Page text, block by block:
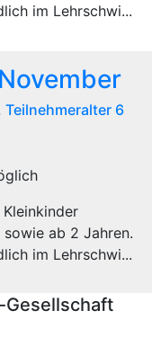
im Lehrschwi...
6
ab 2 Jahren.
im Lehrschwi...